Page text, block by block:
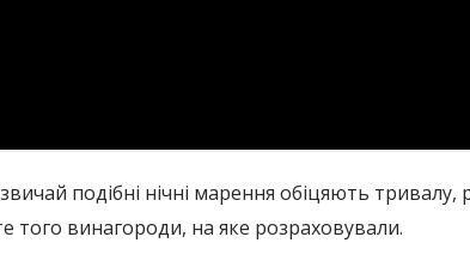
подібні нічні марення обіцяють
того винагороди, на яке розраховували.